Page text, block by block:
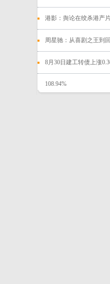
港影：舆论在绞杀港产
周星驰：从喜剧之王到
8月30日建工转债上涨
108.94%